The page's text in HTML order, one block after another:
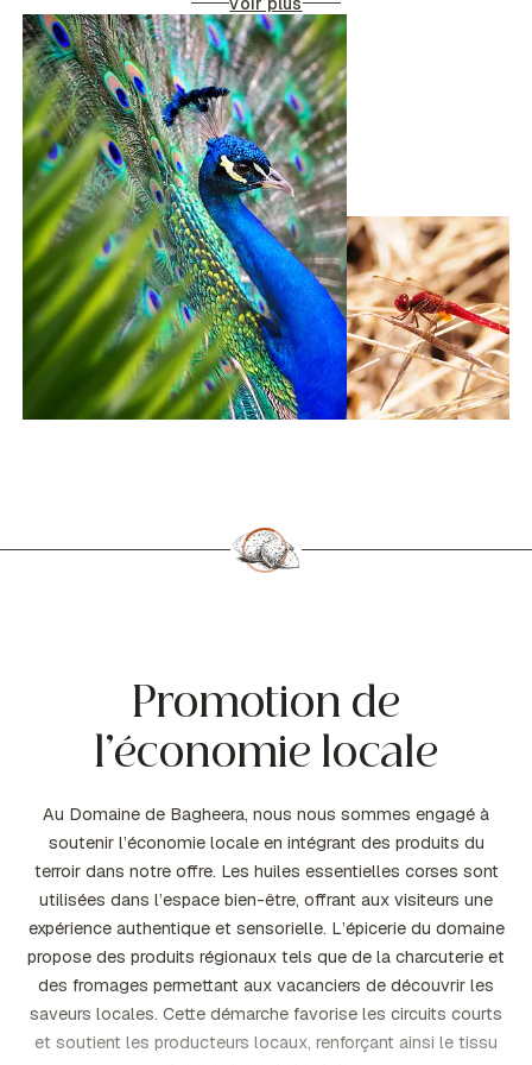
conservation de la biodiversité locale.
Promotion de
l’économie locale
Au Domaine de Bagheera, nous nous sommes engagé à
soutenir l’économie locale en intégrant des produits du
terroir dans notre offre. Les huiles essentielles corses sont
utilisées dans l’espace bien-être, offrant aux visiteurs une
expérience authentique et sensorielle. L’épicerie du domaine
propose des produits régionaux tels que de la charcuterie et
des fromages permettant aux vacanciers de découvrir les
saveurs locales. Cette démarche favorise les circuits courts
et soutient les producteurs locaux, renforçant ainsi le tissu